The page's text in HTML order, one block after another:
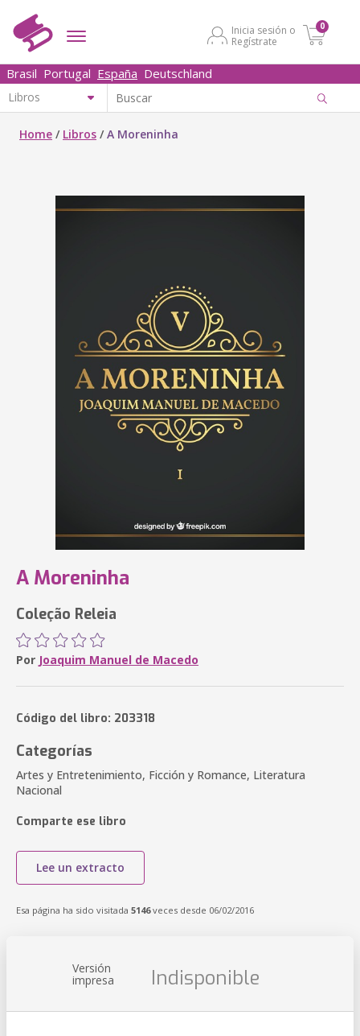
Inicia sesión o
Regístrate
0
Brasil Portugal España Deutschland
Home / Libros /A Moreninha
A Moreninha
Coleção Releia
Por Joaquim Manuel de Macedo
Código del libro: 203318
Categorías
Artes y Entretenimiento, Ficción y Romance, Literatura
Nacional
Comparte ese libro
Lee un extracto
Esa página ha sido visitada 5146veces desde 06/02/2016
Versión
impresa Indisponible